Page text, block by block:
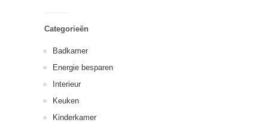
Categorieën
Badkamer
Energie besparen
Interieur
Keuken
Kinderkamer